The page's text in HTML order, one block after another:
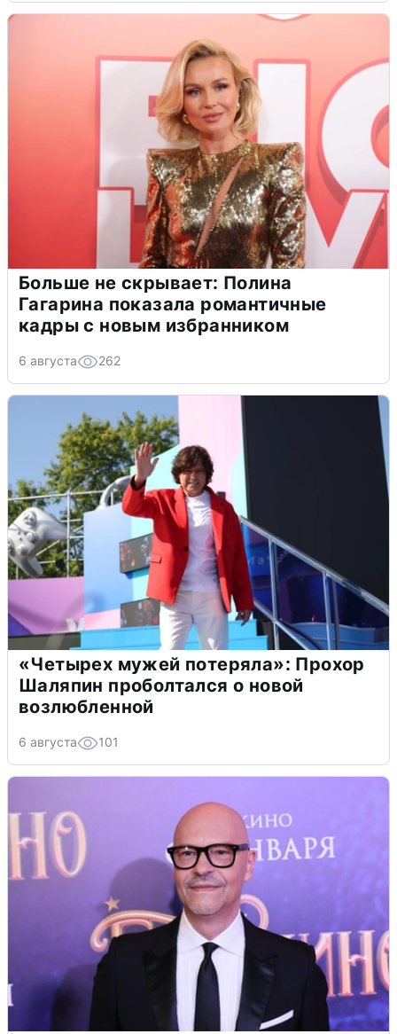
Больше не скрывает: Полина
Гагарина показала романтичные
кадры с новым избранником
6 августа 262
«Четырех мужей потеряла»: Прохор
Шаляпин проболтался о новой
возлюбленной
6 августа 101